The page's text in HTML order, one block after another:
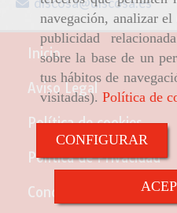
navegación, analizar
publicidad
sobre la base de un
tus hábitos de
visitadas). Política de
CONFIGURAR
Inicio
Aviso Legal
Política de cookies
Política de Privacidad
Condiciones de venta